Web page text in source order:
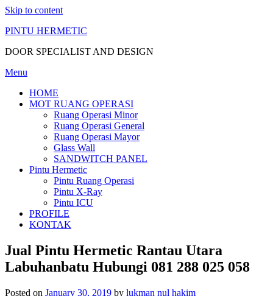
Skip to content
PINTU HERMETIC
DOOR SPECIALIST AND DESIGN
Menu
HOME
MOT RUANG OPERASI
Ruang Operasi Minor
Ruang Operasi General
Ruang Operasi Mayor
Glass Wall
SANDWITCH PANEL
Pintu Hermetic
Pintu Ruang Operasi
Pintu X-Ray
Pintu ICU
PROFILE
KONTAK
Jual Pintu Hermetic Rantau Utara
Labuhanbatu Hubungi 081 288 025 058
Posted on January 30, 2019 by lukman nul hakim